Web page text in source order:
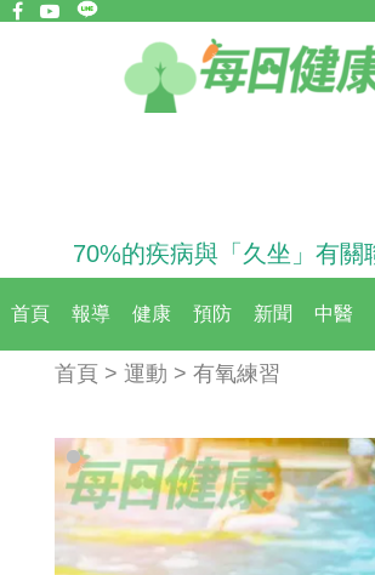
70%的疾病與「久坐」有關
首頁 報導 健康 預防 新聞 中醫
首頁 > 運動 > 有氧練習